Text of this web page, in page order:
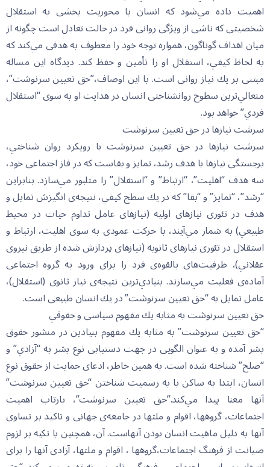
اهميت داده مي‌شود كه انسان با محوريت بخشى به استقلال
شخصيتى كه ناشى از ويژگى روانى فرد در حالت تعادل است چگونه از
ميان اهداف گوناگون، همواره توجه خود را معطوف به هدفى مي‌كند كه
به لحاظ كيفي، استقلال او را تأمين و حفظ كند. ديدگاه اين مساله
مبتنى بر يك نياز روانى است. با اين اوصاف،”حق تعيين سرنوشت”،
متعالي‌ترين سطوح روانشناختى انسان در هدايت او به سوى “استقلال
فردي” خواهد بود.
سرشت نيازها در حق تعيين سرنوشت
سرشت نيازها در حق تعيين سرنوشت با رويكرد روان شناختي،
برجستگى نيازها با هدف رشد، تمايز و بقاست كه در فاز اجتماعى خود،
سه هدف “اهليت”، “ارتباط” و “استقلال” را متلبور مي‌سازد. بنابراين
“رشد”، “تمايز” و “بقا” كه در يك سطح كيفي، نتيجه‌ى انگيزش تمايل و
هدف در تئورى نيازهاى اوليه (نيازهاى عامل تداوم حيات در محيط
طبيعي) به شمار مي‌آيند، با حركت عمودى به سوى اهليت، ارتباط و
استقلال در تئورى نيازهاى ثانويه (نيازهاى پردازش شده از طريق نيروى
عقلاني)، ظرفيت‌هاى بالقوه‌ى فرد را براى ورود به گروه اجتماعى
آماده‌ى فعليت مي‌سازند. بنيادي‌ترين نتيجه‌ى نياز ثانوى (استقلال)،
عامل تمايل به “حق تعيين سرنوشت” در يك انسان طبيعى است.
حق تعيين سرنوشت به مثابه يك مفهوم سياسى و حقوقي
“حق تعيين سرنوشت” به مثابه يك مفهوم بنيادين در منشور حقوق
بشر آمده و به عنوان الگويى در جهت دستيابى نوع بشر به “آزادي” و
“صلح” شناخته شده است. به همين خاطر، ادعاى حمايت از حقوق نوع
انسان، ابتدا به ساكن با به رسميت شناختن “حق تعيين سرنوشت”
آنها معنا پيدا مي‌كند.”حق تعيين سرنوشت”، بازتاب اهميت
اجتماعات، گروهها، اقوام و ملتها در جامعه‌ى جهانى و تاكيد بر تساوى
آنها به دليل ماهيت انسان بودن آنهاست. آن، همچنين با تكيه بر لزوم
صيانت از فرهنگ اجتماعات،گروهها ، اقوام و ملتها، آزادى آنها را براى